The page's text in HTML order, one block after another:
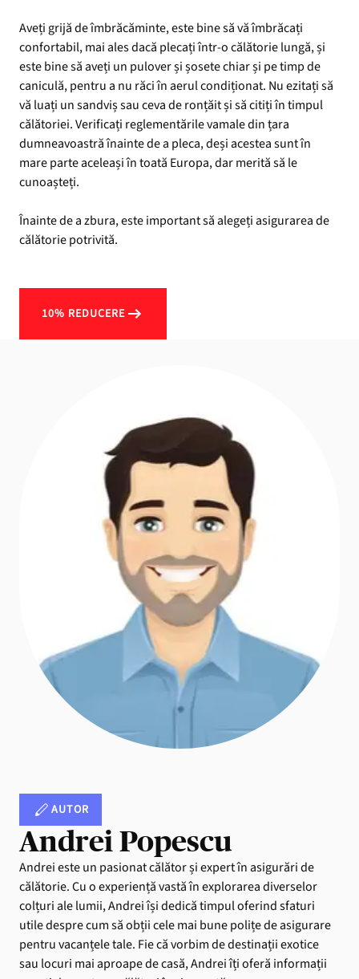
Aveți grijă de îmbrăcăminte, este bine să vă îmbrăcați
confortabil, mai ales dacă plecați într-o călătorie lungă, și
este bine să aveți un pulover și șosete chiar și pe timp de
caniculă, pentru a nu răci în aerul condiționat. Nu ezitați să
vă luați un sandviș sau ceva de ronțăit și să citiți în timpul
călătoriei. Verificați reglementările vamale din țara
dumneavoastră înainte de a pleca, deși acestea sunt în
mare parte aceleași în toată Europa, dar merită să le
cunoașteți.
Înainte de a zbura, este important să alegeți asigurarea de
călătorie potrivită.
10% REDUCERE
AUTOR
Andrei Popescu
Andrei este un pasionat călător și expert în asigurări de
călătorie. Cu o experiență vastă în explorarea diverselor
colțuri ale lumii, Andrei își dedică timpul oferind sfaturi
utile despre cum să obții cele mai bune polițe de asigurare
pentru vacanțele tale. Fie că vorbim de destinații exotice
sau locuri mai aproape de casă, Andrei îți oferă informații